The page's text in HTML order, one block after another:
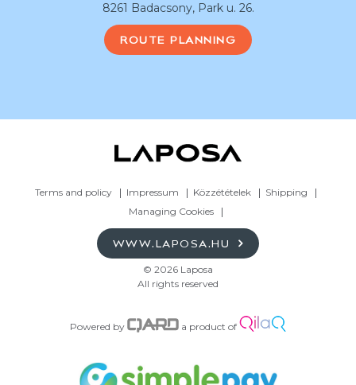
8261 Badacsony, Park u. 26.
ROUTE PLANNING
Terms and policy Impressum Közzétételek
Shipping
Managing Cookies
WWW.LAPOSA.HU
© 2026 Laposa
All rights reserved
Powered by a product of